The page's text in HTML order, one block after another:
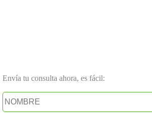
Envía tu consulta ahora, es fácil: